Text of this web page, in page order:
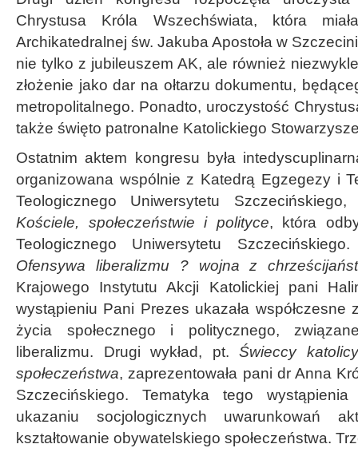
Chrystusa Króla Wszechświata, która
Archikatedralnej św. Jakuba Apostoła w
nie tylko z jubileuszem AK, ale również
złożenie jako dar na ołtarzu dokumentu,
metropolitalnego. Ponadto, uroczystość
także święto patronalne Katolickiego
Ostatnim aktem kongresu była
organizowana wspólnie z Katedrą Egzegezy i
Teologicznego Uniwersytetu
Kościele, społeczeństwie i polityce, która
Teologicznego Uniwersytetu
Ofensywa liberalizmu ? wojna z
Krajowego Instytutu Akcji Katolickiej pani
wystąpieniu Pani Prezes ukazała współczesne
życia społecznego i politycznego,
liberalizmu. Drugi wykład, pt.Świeccy
społeczeństwa, zaprezentowała pani dr Anna
Szczecińskiego. Tematyka tego
ukazaniu socjologicznych uwarunkowań
kształtowanie obywatelskiego społeczeństwa.